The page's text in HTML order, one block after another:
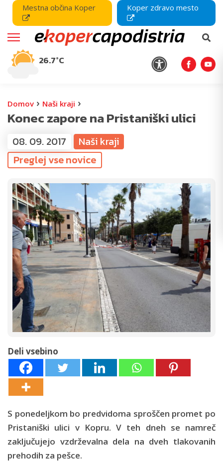
Mestna občina Koper Koper zdravo mesto
26.7°C
Domov › Naši kraji ›
Konec zapore na Pristaniški ulici
08. 09. 2017
Naši kraji
Preglej vse novice
Deli vsebino
S ponedeljkom bo predvidoma sproščen promet po
Pristaniški ulici v Kopru. V teh dneh se namreč
zaključujejo vzdrževalna dela na dveh tlakovanih
prehodih za pešce.